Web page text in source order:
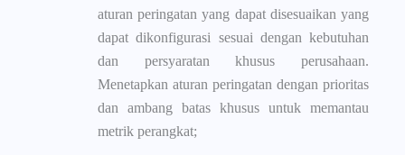
aturan peringatan yang dapat disesuaikan yang
dapat dikonfigurasi sesuai dengan kebutuhan
dan persyaratan khusus perusahaan.
Menetapkan aturan peringatan dengan prioritas
dan ambang batas khusus untuk memantau
metrik perangkat;